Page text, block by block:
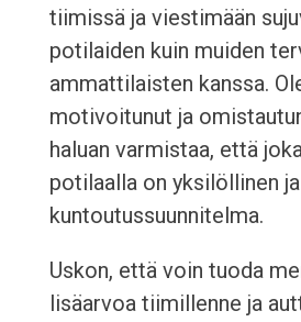
tiimissä ja viestimään
potilaiden kuin muiden
ammattilaisten kanssa.
motivoitunut ja
haluan varmistaa, että
potilaalla on yksilöllinen
kuntoutussuunnitelma.
Uskon, että voin tuoda
lisäarvoa tiimillenne ja